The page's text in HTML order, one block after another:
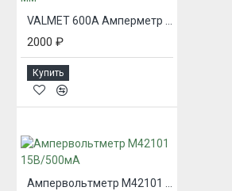
VALMET 600А Амперметр постоянного тока 144*144 мм
2000 ₽
Купить
Ампервольтметр М42101 15В/500мА